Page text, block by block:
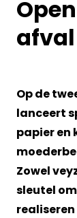
Op de
lanceert
papier en
Zowel
sleutel